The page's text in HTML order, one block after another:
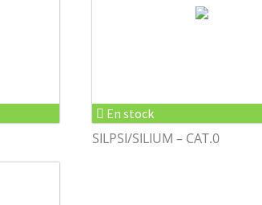
En stock
SILPSI/SILIUM – CAT.0